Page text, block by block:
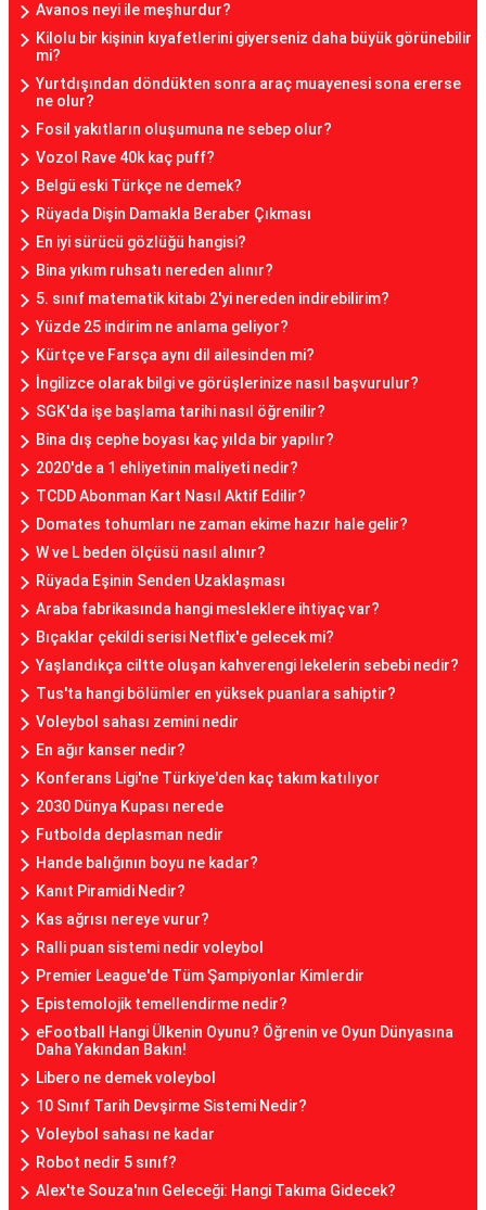
Avanos neyi ile meşhurdur?
Kilolu bir kişinin kıyafetlerini giyerseniz daha büyük görünebilir
mi?
Yurtdışından döndükten sonra araç muayenesi sona ererse
ne olur?
Fosil yakıtların oluşumuna ne sebep olur?
Vozol Rave 40k kaç puff?
Belgü eski Türkçe ne demek?
Rüyada Dişin Damakla Beraber Çıkması
En iyi sürücü gözlüğü hangisi?
Bina yıkım ruhsatı nereden alınır?
5. sınıf matematik kitabı 2'yi nereden indirebilirim?
Yüzde 25 indirim ne anlama geliyor?
Kürtçe ve Farsça aynı dil ailesinden mi?
İngilizce olarak bilgi ve görüşlerinize nasıl başvurulur?
SGK'da işe başlama tarihi nasıl öğrenilir?
Bina dış cephe boyası kaç yılda bir yapılır?
2020'de a 1 ehliyetinin maliyeti nedir?
TCDD Abonman Kart Nasıl Aktif Edilir?
Domates tohumları ne zaman ekime hazır hale gelir?
W ve L beden ölçüsü nasıl alınır?
Rüyada Eşinin Senden Uzaklaşması
Araba fabrikasında hangi mesleklere ihtiyaç var?
Bıçaklar çekildi serisi Netflix'e gelecek mi?
Yaşlandıkça ciltte oluşan kahverengi lekelerin sebebi nedir?
Tus'ta hangi bölümler en yüksek puanlara sahiptir?
Voleybol sahası zemini nedir
En ağır kanser nedir?
Konferans Ligi'ne Türkiye'den kaç takım katılıyor
2030 Dünya Kupası nerede
Futbolda deplasman nedir
Hande balığının boyu ne kadar?
Kanıt Piramidi Nedir?
Kas ağrısı nereye vurur?
Ralli puan sistemi nedir voleybol
Premier League'de Tüm Şampiyonlar Kimlerdir
Epistemolojik temellendirme nedir?
eFootball Hangi Ülkenin Oyunu? Öğrenin ve Oyun Dünyasına
Daha Yakından Bakın!
Libero ne demek voleybol
10 Sınıf Tarih Devşirme Sistemi Nedir?
Voleybol sahası ne kadar
Robot nedir 5 sınıf?
Alex'te Souza'nın Geleceği: Hangi Takıma Gidecek?